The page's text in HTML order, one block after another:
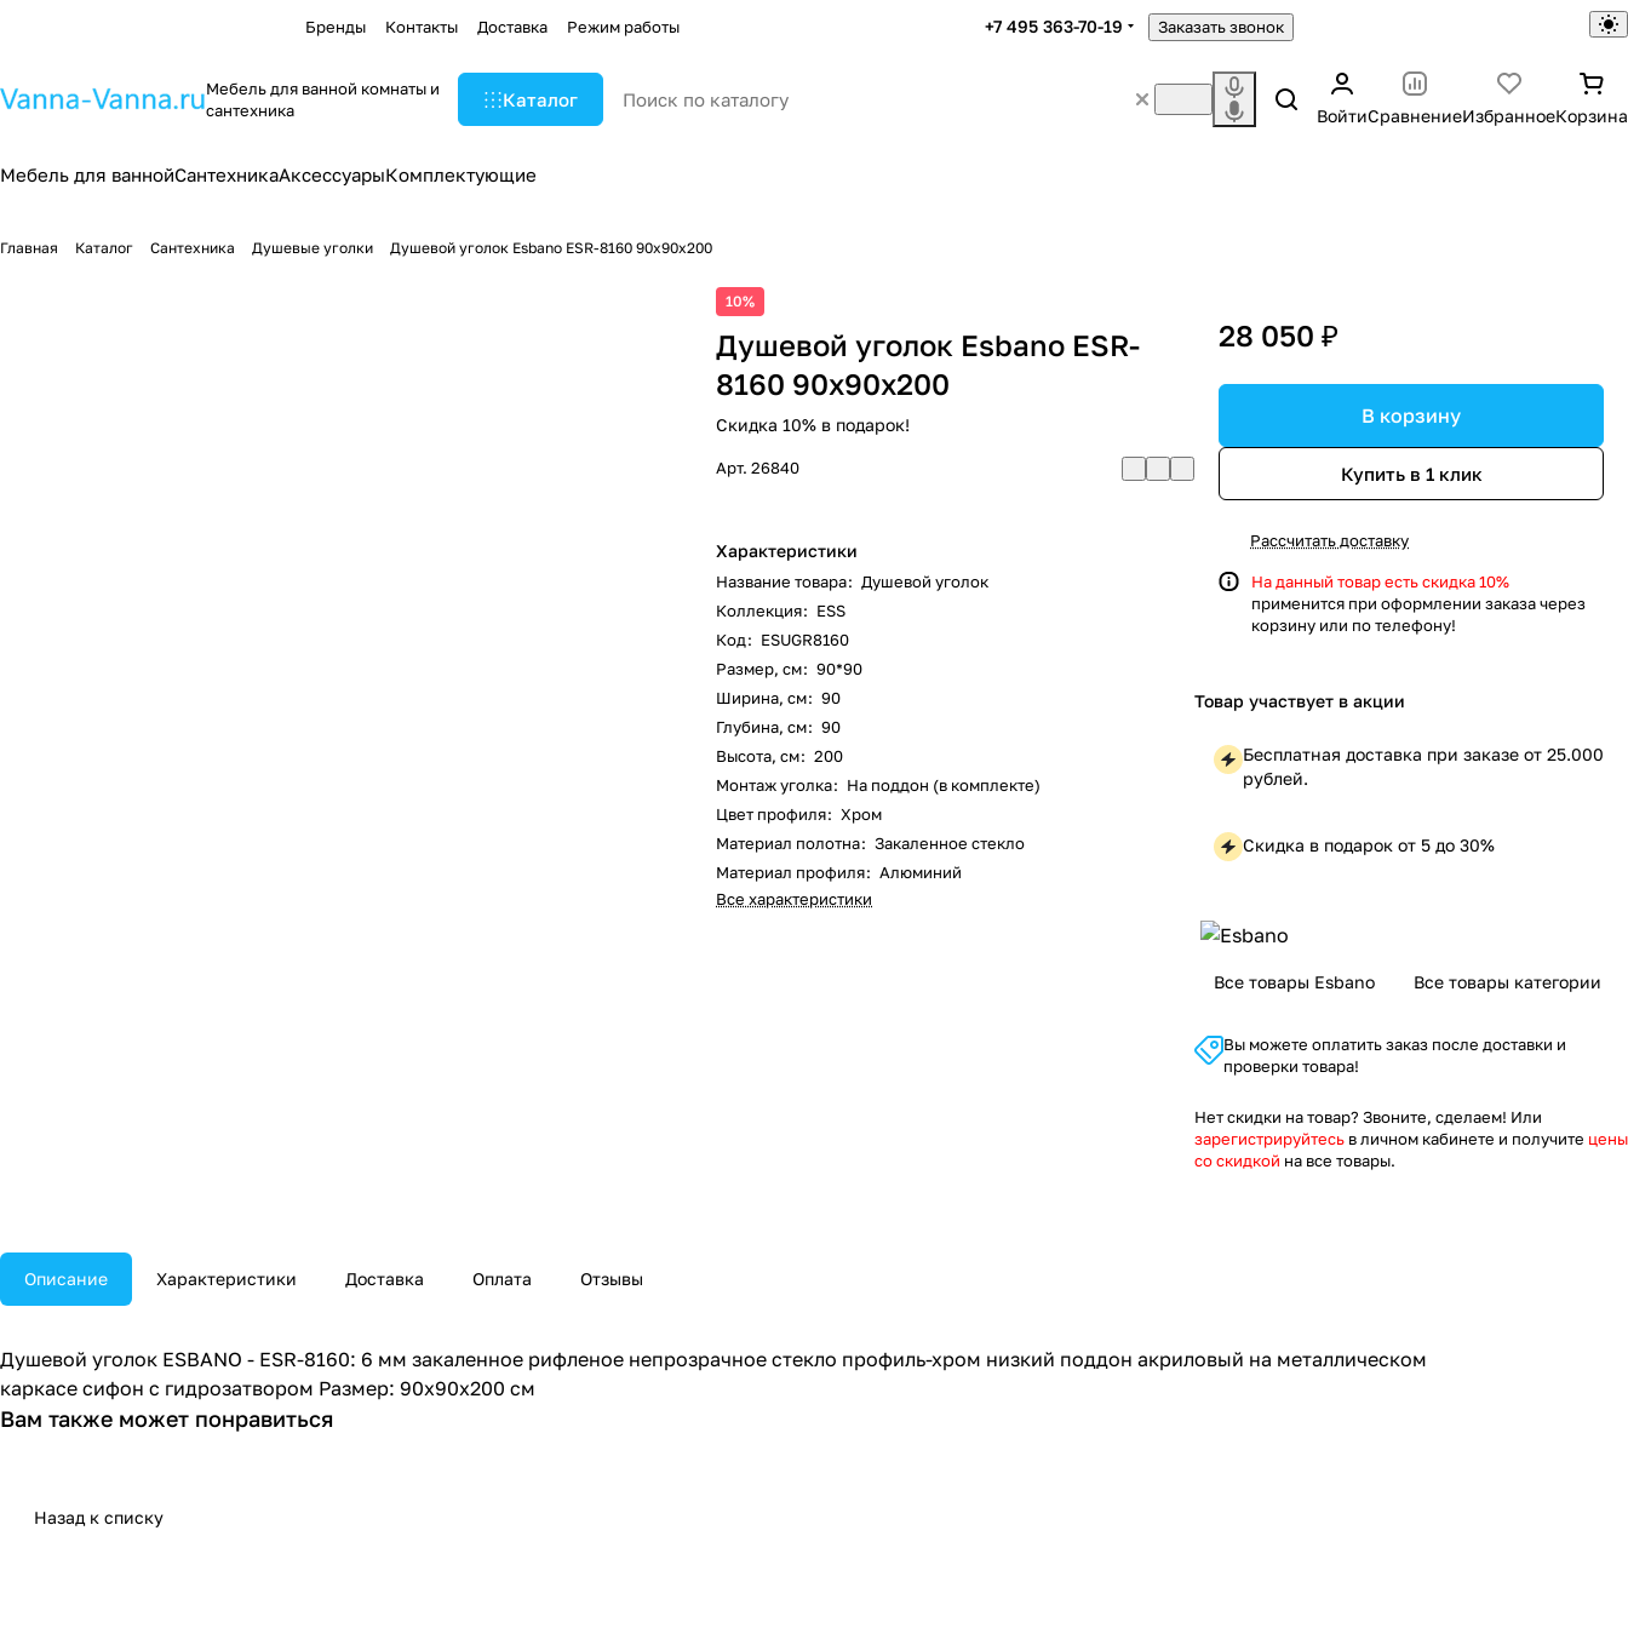
Бренды Контакты Доставка Режим работы +7 495 363-70-19 Заказать звонок
Мебель для ванной комнаты и
сантехника
Каталог
ВойтиСравнениеИзбранноеКорзина
Мебель для ваннойСантехникаАксессуарыКомплектующие
Главная Каталог Сантехника Душевые уголки Душевой уголок Esbano ESR-8160 90х90х200
10%
Душевой уголок Esbano ESR-
8160 90х90х200
Скидка 10% в подарок!
Арт.26840
Характеристики
Название товара: Душевой уголок
Коллекция: ESS
Код: ESUGR8160
Размер, см: 90*90
Ширина, см: 90
Глубина, см: 90
Высота, см: 200
Монтаж уголка: На поддон (в комплекте)
Цвет профиля: Хром
Материал полотна: Закаленное стекло
Материал профиля: Алюминий
Все характеристики
28 050 ₽
В корзину
Купить в 1 клик
Рассчитать доставку
На данный товар есть скидка 10%
применится при оформлении заказа через
корзину или по телефону!
Товар участвует в акции
Бесплатная доставка при заказе от 25.000
рублей.
Скидка в подарок от 5 до 30%
Все товары Esbano Все товары категории
Вы можете оплатить заказ после доставки и
проверки товара!
Нет скидки на товар? Звоните, сделаем! Или
зарегистрируйтесь в личном кабинете и получите цены
со скидкой на все товары.
Описание Характеристики Доставка Оплата Отзывы
Душевой уголок ESBANO - ESR-8160: 6 мм закаленное рифленое непрозрачное стекло профиль-хром низкий поддон акриловый на металлическом
каркасе сифон с гидрозатвором Размер: 90x90x200 см
Вам также может понравиться
Назад к списку